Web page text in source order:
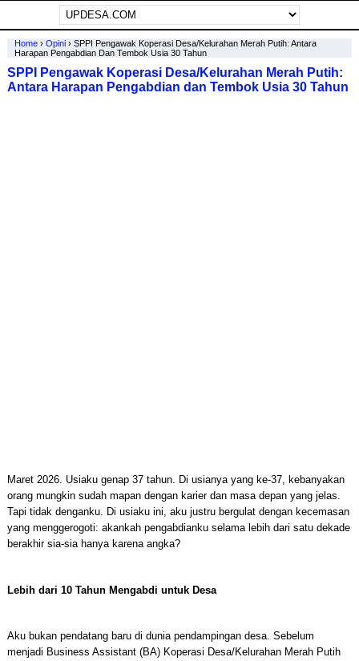
Home› Opini› SPPI Pengawak Koperasi Desa/Kelurahan Merah Putih: Antara
Harapan Pengabdian Dan Tembok Usia 30 Tahun
SPPI Pengawak Koperasi Desa/Kelurahan Merah Putih:
Antara Harapan Pengabdian dan Tembok Usia 30 Tahun
Maret 2026. Usiaku genap 37 tahun. Di usianya yang ke-37, kebanyakan
orang mungkin sudah mapan dengan karier dan masa depan yang jelas.
Tapi tidak denganku. Di usiaku ini, aku justru bergulat dengan kecemasan
yang menggerogoti: akankah pengabdianku selama lebih dari satu dekade
berakhir sia-sia hanya karena angka?
Lebih dari 10 Tahun Mengabdi untuk Desa
Aku bukan pendatang baru di dunia pendampingan desa. Sebelum
menjadi Business Assistant (BA) Koperasi Desa/Kelurahan Merah Putih